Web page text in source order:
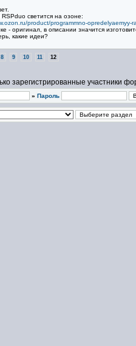
RSPduo светится на озоне:
product/programmno-
- оригинал, в описании значится
какие идеи?
8 9 10 11 12
зарегистрированные участники
» Пароль